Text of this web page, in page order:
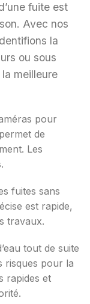
fuite est
Avec nos
la
ou sous
meilleure
pour
de
Les
fuites sans
est rapide,
travaux.
tout de suite
risques pour la
rapides et